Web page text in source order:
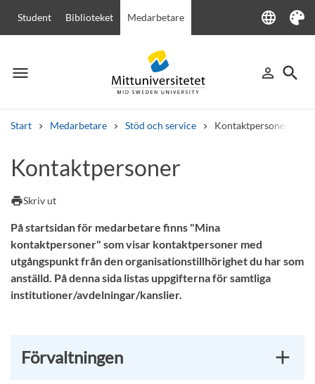
Student Biblioteket Medarbetare language
Language
Tema
menu
Meny person_outline
Logga in
search
Sök
Start Medarbetare Stöd och service Kontaktpersoner
Andra söktjänster
Kurser och program
Kontaktpersoner
printSkriv ut
På startsidan för medarbetare finns "Mina
kontaktpersoner" som visar kontaktpersoner med
utgångspunkt från den organisationstillhörighet du har som
anställd. På denna sida listas uppgifterna för samtliga
institutioner/avdelningar/kanslier.
Förvaltningen